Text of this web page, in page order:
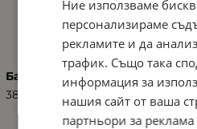
Баркод (ISBN, UPC, др.)
3800146268817
Ние използваме
персонализираме
рекламите и да
трафик. Също така
информация за
нашия сайт от ваша
партньори за